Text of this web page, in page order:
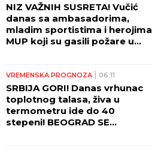
NIZ VAŽNIH SUSRETA! Vučić
danas sa ambasadorima,
mladim sportistima i herojima
MUP koji su gasili požare u
VREMENSKA PROGNOZA 06:11
SRBIJA GORI! Danas vrhunac
toplotnog talasa, živa u
termometru ide do 40
stepeni! BEOGRAD SE